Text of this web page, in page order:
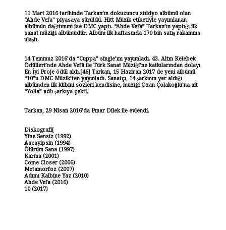
11 Mart 2016 tarihinde Tarkan’ın dokuzuncu stüdyo albümü olan
“Ahde Vefa” piyasaya sürüldü. Hitt Müzik etiketiyle yayımlanan
albümün dağıtımını ise DMC yaptı. “Ahde Vefa” Tarkan’ın yaptığı ilk
sanat müziği albümüdür. Albüm ilk haftasında 170 bin satış rakamına
ulaştı.
14 Temmuz 2016’da “Cuppa” single’ını yayımladı. 43. Altın Kelebek
Ödülleri’nde Ahde Vefâ ile Türk Sanat Müziği’ne katkılarından dolayı
En İyi Proje ödül aldı.[46] Tarkan, 15 Haziran 2017 de yeni albümü
“10”u DMC Müzik’ten yayınladı. Sanatçı, 14 şarkının yer aldığı
albümden ilk klibini sözleri kendisine, müziği Ozan Çolakoğlu’na ait
“Yolla” adlı şarkıya çekti.
Tarkan, 29 Nisan 2016’da Pınar Dilek ile evlendi.
Diskografi[
Yine Sensiz (1992)
Aacayipsin (1994)
Ölürüm Sana (1997)
Karma (2001)
Come Closer (2006)
Metamorfoz (2007)
Adımı Kalbine Yaz (2010)
Ahde Vefa (2016)
10 (2017)